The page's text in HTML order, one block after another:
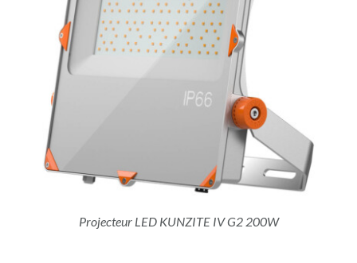
Projecteur LED KUNZITE IV G2 200W